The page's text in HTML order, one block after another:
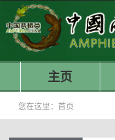
主页
您在这里： 首页